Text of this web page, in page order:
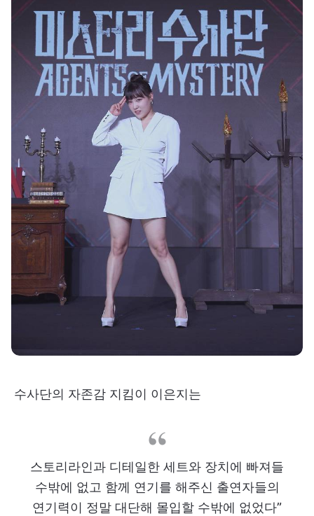
수사단의 자존감 지킴이 이은지는
스토리라인과 디테일한 세트와 장치에 빠져들
수밖에 없고 함께 연기를 해주신 출연자들의
연기력이 정말 대단해 몰입할 수밖에 없었다”